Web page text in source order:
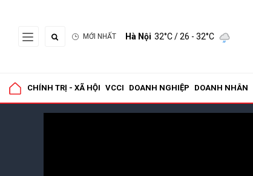
MỚI NHẤT Hà Nội 32°C/ 26 - 32°C
CHÍNH TRỊ - XÃ HỘI VCCI DOANH NGHIỆP DOANH NHÂN